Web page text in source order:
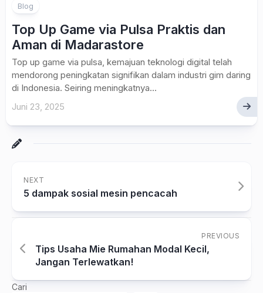
Blog
Top Up Game via Pulsa Praktis dan
Aman di Madarastore
Top up game via pulsa, kemajuan teknologi digital telah
mendorong peningkatan signifikan dalam industri gim daring
di Indonesia. Seiring meningkatnya...
Juni 23, 2025
NEXT
5 dampak sosial mesin pencacah
PREVIOUS
Tips Usaha Mie Rumahan Modal Kecil,
Jangan Terlewatkan!
Cari